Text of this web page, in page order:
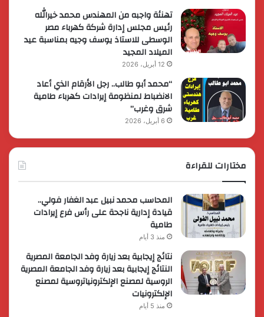
تهنئة واجبه من المهندس محمد خيرالله
رئيس مجلس إدارة شركة كهرباء مصر
الوسطى للاستاذ يوسف وجيه بمناسبة عيد
الميلاد المجيد
12 أبريل، 2026
“محمد أبو طالب.. رجل الأرقام الذي أعاد
الانضباط لمنظومة إيرادات كهرباء طامية
شرق وغرب”
6 أبريل، 2026
مختارات للقراءة
المحاسب محمد نبيل عبد الغفار فولي..
قيادة إدارية ناجحة على رأس فرع إيرادات
طامية
منذ 3 أيام
نتائج إيجابية بعد زيارة وفد الجامعة المصرية
النتائج إيجابية بعد زيارة وفد الجامعة المصرية
الروسية لمصنع الإلكترونياتروسية لمصنع
الإلكترونيات
منذ 5 أيام